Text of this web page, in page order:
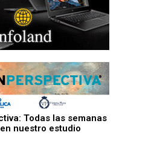
Todas las semanas
nuestro estudio